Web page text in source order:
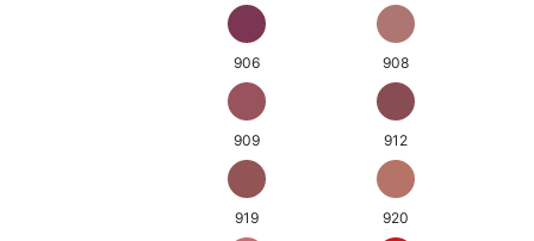
906 908
909 912
919 920